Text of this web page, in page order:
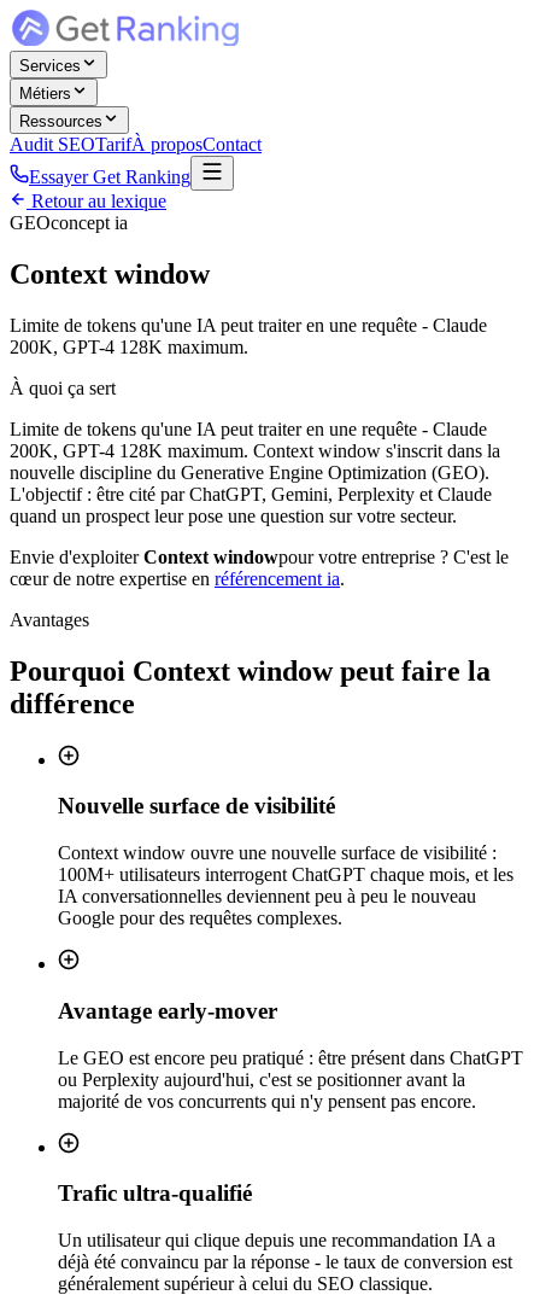
Services
Métiers
Ressources
Audit SEOTarifÀ proposContact
Essayer Get Ranking
Retour au lexique
GEOconcept ia
Context window
Limite de tokens qu'une IA peut traiter en une requête - Claude
200K, GPT-4 128K maximum.
À quoi ça sert
Limite de tokens qu'une IA peut traiter en une requête - Claude
200K, GPT-4 128K maximum. Context window s'inscrit dans la
nouvelle discipline du Generative Engine Optimization (GEO).
L'objectif : être cité par ChatGPT, Gemini, Perplexity et Claude
quand un prospect leur pose une question sur votre secteur.
Envie d'exploiterContext windowpour votre entreprise ? C'est le
cœur de notre expertise en référencement ia.
Avantages
Pourquoi Context windowpeut faire la
différence
Nouvelle surface de visibilité
Context window ouvre une nouvelle surface de visibilité :
100M+ utilisateurs interrogent ChatGPT chaque mois, et les
IA conversationnelles deviennent peu à peu le nouveau
Google pour des requêtes complexes.
Avantage early-mover
Le GEO est encore peu pratiqué : être présent dans ChatGPT
ou Perplexity aujourd'hui, c'est se positionner avant la
majorité de vos concurrents qui n'y pensent pas encore.
Trafic ultra-qualifié
Un utilisateur qui clique depuis une recommandation IA a
déjà été convaincu par la réponse - le taux de conversion est
généralement supérieur à celui du SEO classique.